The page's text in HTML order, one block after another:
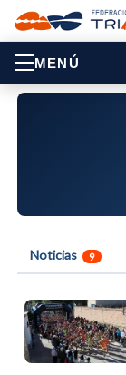
MENÚ
Noticias 9